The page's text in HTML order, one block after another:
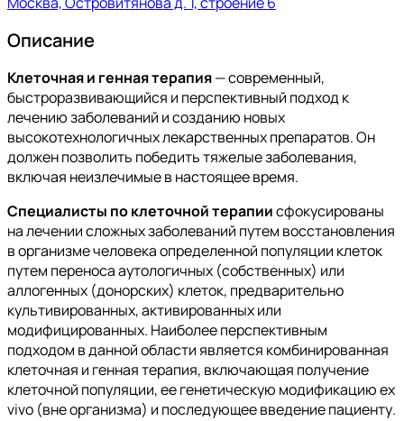
Описание
Клеточная и генная терапия— современный,
быстроразвивающийся и перспективный подход к
лечению заболеваний и созданию новых
высокотехнологичных лекарственных препаратов. Он
должен позволить победить тяжелые заболевания,
включая неизлечимые в настоящее время.
Специалисты по клеточной терапиисфокусированы
на лечении сложных заболеваний путем восстановления
в организме человека определенной популяции клеток
путем переноса аутологичных (собственных) или
аллогенных (донорских) клеток, предварительно
культивированных, активированных или
модифицированных. Наиболее перспективным
подходом в данной области является комбинированная
клеточная и генная терапия, включающая получение
клеточной популяции, ее генетическую модификацию ex
vivo (вне организма) и последующее введение пациенту.